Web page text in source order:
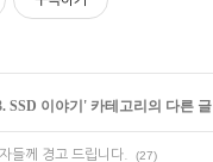
SSD 이야기 ' 카테고리의 다른 글
들께 경고 드립니다. (27)